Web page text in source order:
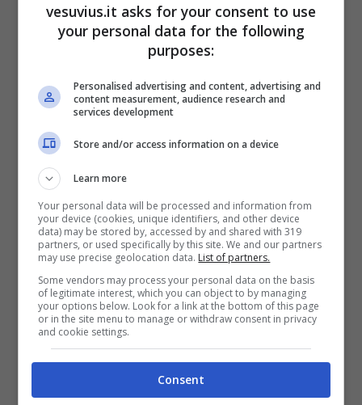
Questa nuova teoria ribalterebbe i precedenti
studi
Mezzogiorno, perché anticiperebbe la
scomparsa dell’uomo primitivo. Se prima la
storia pensava a una convivenza tra l’uomo di
Neanderthal e l’Homo sapiens di circa 5mila
anni, ora si parla di una completa estinzione
prima dell’uomo che identifica il genere umano
fino ad oggi.Anche gli studiosi di Reset ci
vanno cauti, affermando che anche dopo
l’eruzione dei Campi Flegrei i Neanderthal non
scomparirono del tutto, ma sopravvisero in
vesuvius.it asks for your consent to use
your personal data for the following
purposes:
Personalised advertising and content, advertising and
content measurement, audience research and
services development
Store and/or access information on a device
Learn more
Your personal data will be processed and information from
your device (cookies, unique identifiers, and other device
data) may be stored by, accessed by and shared with 319
partners, or used specifically by this site. We and our partners
may use precise geolocation data. List of partners.
Some vendors may process your personal data on the basis
of legitimate interest, which you can object to by managing
your options below. Look for a link at the bottom of this page
or in the site menu to manage or withdraw consent in privacy
and cookie settings.
Consent